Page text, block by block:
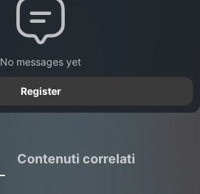
No messages yet
Register
Contenuti correlati